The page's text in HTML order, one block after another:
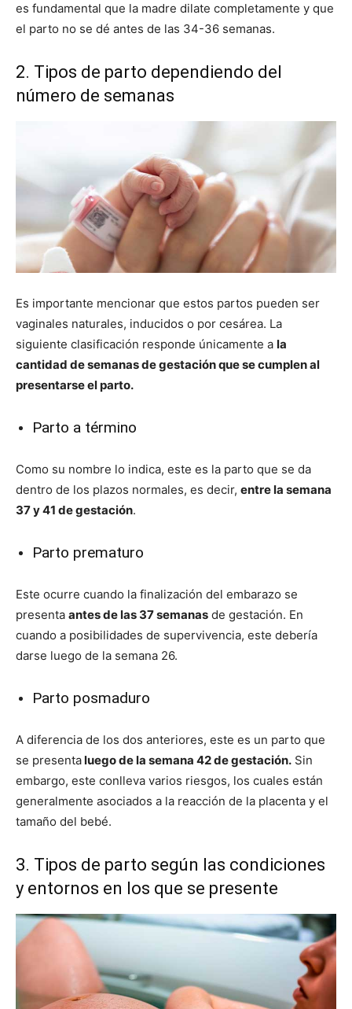
es fundamental que la madre dilate completamente y que
el parto no se dé antes de las 34-36 semanas.
2. Tipos de parto dependiendo del
número de semanas
Es importante mencionar que estos partos pueden ser
vaginales naturales, inducidos o por cesárea. La
siguiente clasificación responde únicamente a la
cantidad de semanas de gestación que se cumplen al
presentarse el parto.
Parto a término
Como su nombre lo indica, este es la parto que se da
dentro de los plazos normales, es decir, entre la semana
37 y 41 de gestación.
Parto prematuro
Este ocurre cuando la finalización del embarazo se
presenta antes de las 37 semanas de gestación. En
cuando a posibilidades de supervivencia, este debería
darse luego de la semana 26.
Parto posmaduro
A diferencia de los dos anteriores, este es un parto que
se presentaluego de la semana 42 de gestación. Sin
embargo, este conlleva varios riesgos, los cuales están
generalmente asociados a la reacción de la placenta y el
tamaño del bebé.
3. Tipos de parto según las condiciones
y entornos en los que se presente